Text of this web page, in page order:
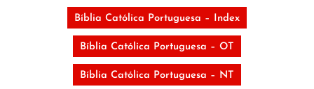
Bíblia Católica Portuguesa – Index
Bíblia Católica Portuguesa – OT
Bíblia Católica Portuguesa – NT